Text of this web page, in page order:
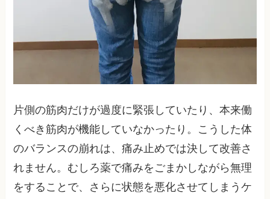
片側の筋肉だけが過度に緊張していたり、本来働
くべき筋肉が機能していなかったり。こうした体
のバランスの崩れは、痛み止めでは決して改善さ
れません。むしろ薬で痛みをごまかしながら無理
をすることで、さらに状態を悪化させてしまうケ